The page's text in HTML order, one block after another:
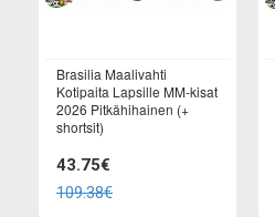
Brasilia Maalivahti
Kotipaita Lapsille MM-kisat
2026 Pitkähihainen (+
shortsit)
43.75€
109.38€